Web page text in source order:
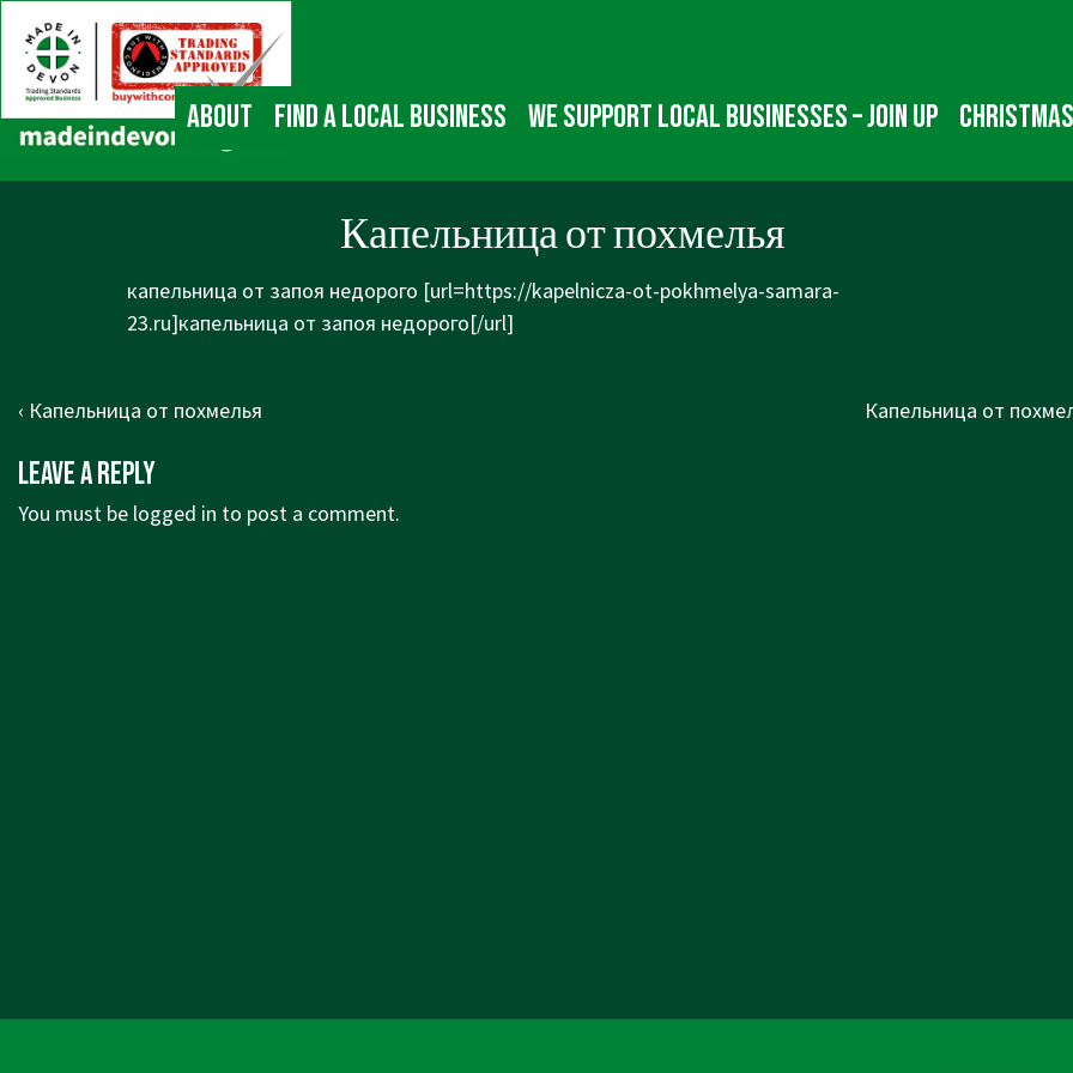
Skip
Main
Content
Main
Navigation
About Find a local business We Support Local Businesses – Join up
Капельница от похмелья
капельница от запоя недорого [url=https://kapelnicza-ot-pokhmelya-samara-
23.ru]капельница от запоя недорого[/url]
Post
Previous
is
‹ Капельница от похмелья
Next
Капельница от
Leave a Reply
You must be logged in to post a comment.